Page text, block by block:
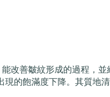
改善皺紋形成的過程，
的飽滿度下降。其質地